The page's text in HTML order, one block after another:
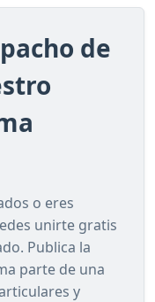
de
o eres
unirte gratis
Publica la
parte de una
y